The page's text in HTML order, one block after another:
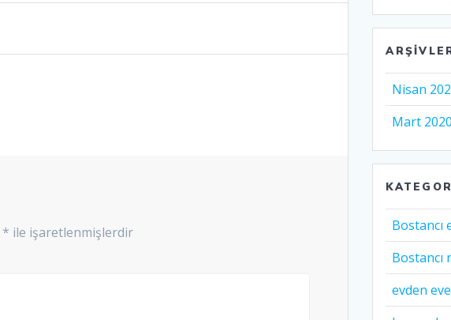
* ile işaretlenmişlerdir
Nisan
Mart 2020
Bostancı
Bostancı
evden